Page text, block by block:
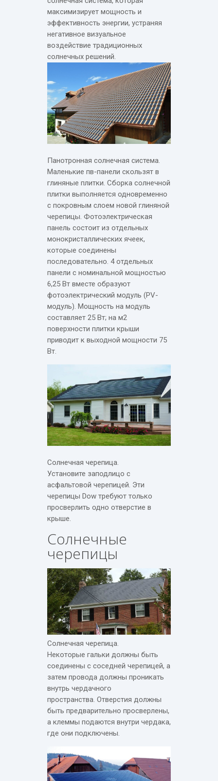
максимизирует мощность и
эффективность энергии, устраняя
негативное визуальное
воздействие традиционных
солнечных решений.
Панотронная солнечная система.
Маленькие пв-панели скользят в
глиняные плитки. Сборка солнечной
плитки выполняется одновременно
с покровным слоем новой глиняной
черепицы. Фотоэлектрическая
панель состоит из отдельных
монокристаллических ячеек,
которые соединены
последовательно. 4 отдельных
панели с номинальной мощностью
6,25 Вт вместе образуют
фотоэлектрический модуль (PV-
модуль). Мощность на модуль
составляет 25 Вт; на м2
поверхности плитки крыши
приводит к выходной мощности 75
Вт.
Солнечная черепица.
Установите заподлицо с
асфальтовой черепицей. Эти
черепицы Dow требуют только
просверлить одно отверстие в
крыше.
Солнечные
черепицы
Солнечная черепица.
Некоторые гальки должны быть
соединены с соседней черепицей, а
затем провода должны проникать
внутрь чердачного
пространства. Отверстия должны
быть предварительно просверлены,
а клеммы подаются внутри чердака,
где они подключены.